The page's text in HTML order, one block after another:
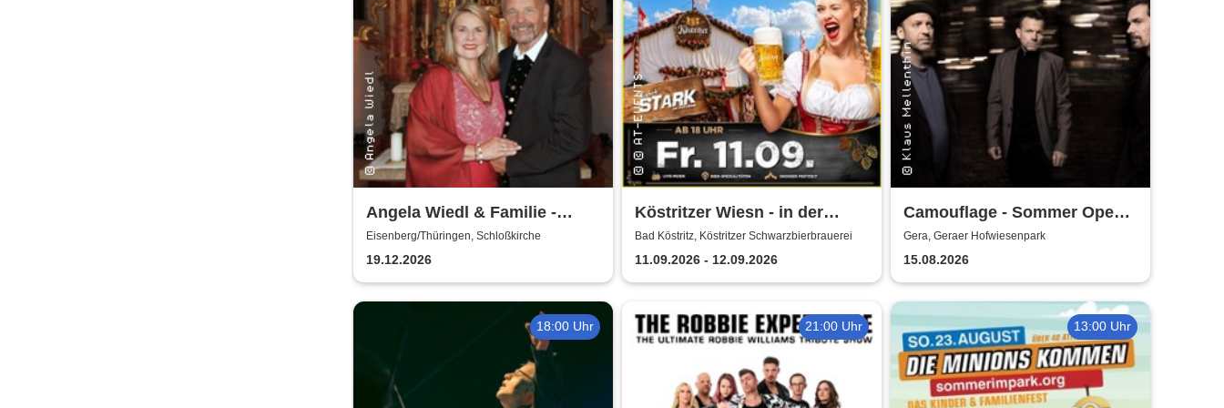
Angela Wiedl & Familie -
Festliches
Weihnachtskonzert
Eisenberg/Thüringen, Schloßkirche
19.12.2026
Köstritzer Wiesn - in der
Köstritzer
Schwarzbierbrauerei
Bad Köstritz, Köstritzer Schwarzbierbrauerei
11.09.2026 - 12.09.2026
Camouflage - Sommer Open
Air 2026
Gera, Geraer Hofwiesenpark
15.08.2026
18:00 Uhr 21:00 Uhr 13:00 Uhr